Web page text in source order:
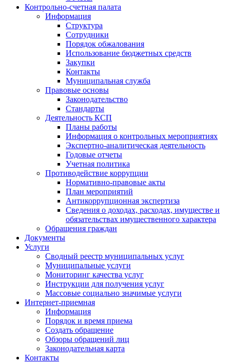
Контрольно-счетная палата
Информация
Структура
Сотрудники
Порядок обжалования
Использование бюджетных средств
Закупки
Контакты
Муниципальная служба
Правовые основы
Законодательство
Стандарты
Деятельность КСП
Планы работы
Информация о контрольных мероприятиях
Экспертно-аналитическая деятельность
Годовые отчеты
Учетная политика
Противодействие коррупции
Нормативно-правовые акты
План мероприятий
Антикоррупционная экспертиза
Сведения о доходах, расходах, имуществе и
обязательствах имущественного характера
Обращения граждан
Документы
Услуги
Сводный реестр муниципальных услуг
Муниципальные услуги
Мониторинг качества услуг
Инструкции для получения услуг
Массовые социально значимые услуги
Интернет-приемная
Информация
Порядок и время приема
Создать обращение
Обзоры обращений лиц
Законодательная карта
Контакты